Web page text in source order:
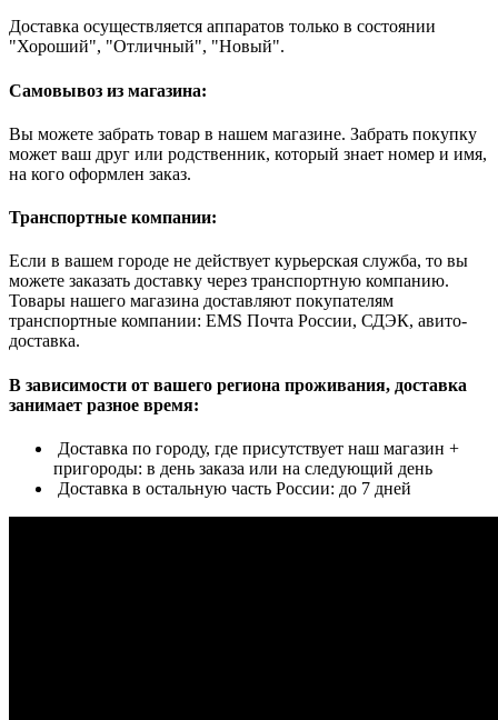
Доставка осуществляется аппаратов только в состоянии
"Хороший", "Отличный", "Новый".
Самовывоз из магазина:
Вы можете забрать товар в нашем магазине. Забрать покупку
может ваш друг или родственник, который знает номер и имя,
на кого оформлен заказ.
Транспортные компании:
Если в вашем городе не действует курьерская служба, то вы
можете заказать доставку через транспортную компанию.
Товары нашего магазина доставляют покупателям
транспортные компании: EMS Почта России, СДЭК, авито-
доставка.
В зависимости от вашего региона проживания, доставка
занимает разное время:
Доставка по городу, где присутствует наш магазин +
пригороды: в день заказа или на следующий день
Доставка в остальную часть России: до 7 дней